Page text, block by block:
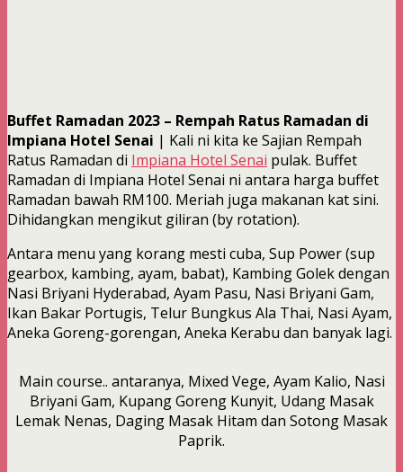
Buffet Ramadan 2023 – Rempah Ratus Ramadan di
Impiana Hotel Senai | Kali ni kita ke Sajian Rempah
Ratus Ramadan di Impiana Hotel Senai pulak. Buffet
Ramadan di Impiana Hotel Senai ni antara harga buffet
Ramadan bawah RM100. Meriah juga makanan kat sini.
Dihidangkan mengikut giliran (by rotation).
Antara menu yang korang mesti cuba, Sup Power (sup
gearbox, kambing, ayam, babat), Kambing Golek dengan
Nasi Briyani Hyderabad, Ayam Pasu, Nasi Briyani Gam,
Ikan Bakar Portugis, Telur Bungkus Ala Thai, Nasi Ayam,
Aneka Goreng-gorengan, Aneka Kerabu dan banyak lagi.
Main course.. antaranya, Mixed Vege, Ayam Kalio, Nasi
Briyani Gam, Kupang Goreng Kunyit, Udang Masak
Lemak Nenas, Daging Masak Hitam dan Sotong Masak
Paprik.